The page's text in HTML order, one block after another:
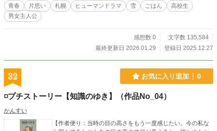
青春 片思い 札幌 ヒューマンドラマ 雪 ごはん
高校生
男女主人公
感想数 0
文字数 135,584
最終更新日 2026.01.29
登録日 2025.12.27
32 お気に入り追加 0
◽️プチストーリー【知識のゆき】（作品No_04）
かんすい
【作者便り：当時の目の高さをもう一度感じたい。今の私な